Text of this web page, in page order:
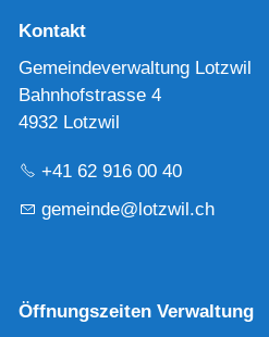
Kontakt
Gemeindeverwaltung Lotzwil
Bahnhofstrasse 4
4932 Lotzwil
+41 62 916 00 40
g m nd l tzw l ch
Öffnungszeiten Verwaltung